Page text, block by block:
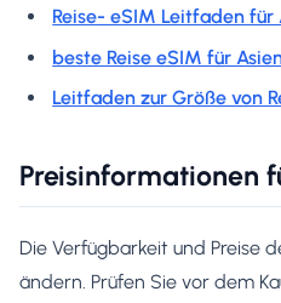
Reise- eSIM Leitfaden für
beste Reise eSIM für
Leitfaden zur Größe von
Preisinformationen
Die Verfügbarkeit und Preise
ändern. Prüfen Sie vor dem